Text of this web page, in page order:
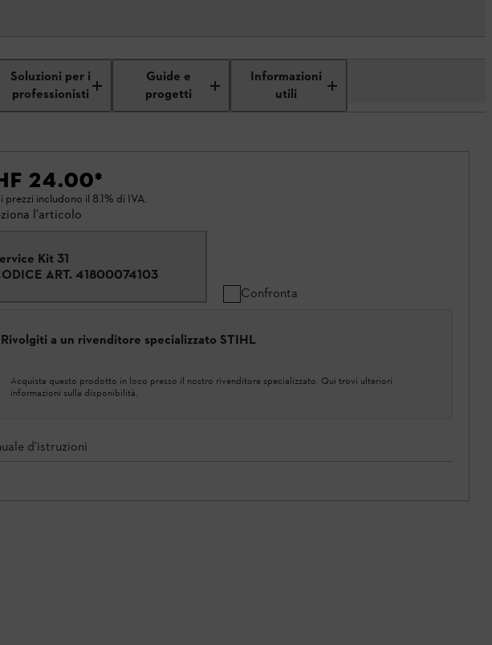
Soluzioni per i
professionisti
Guide e
progetti
Informazioni
utili
24.00*
prezzi includono il 8.1% di IVA.
l'articolo
Kit 31
ART. 41800074103
Confronta
Rivolgiti a un rivenditore specializzato STIHL
Acquista questo prodotto in loco presso il nostro rivenditore specializzato. Qui trovi ulteriori
informazioni sulla disponibilità.
d'istruzioni